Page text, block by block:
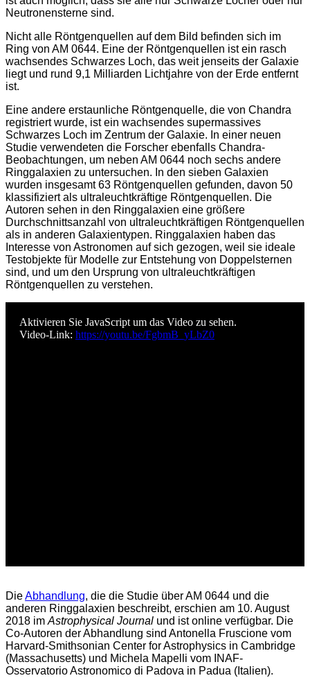
Neutronensterne sind.
Nicht alle Röntgenquellen auf dem Bild befinden sich im
Ring von AM 0644. Eine der Röntgenquellen ist ein rasch
wachsendes Schwarzes Loch, das weit jenseits der Galaxie
liegt und rund 9,1 Milliarden Lichtjahre von der Erde entfernt
ist.
Eine andere erstaunliche Röntgenquelle, die von Chandra
registriert wurde, ist ein wachsendes supermassives
Schwarzes Loch im Zentrum der Galaxie. In einer neuen
Studie verwendeten die Forscher ebenfalls Chandra-
Beobachtungen, um neben AM 0644 noch sechs andere
Ringgalaxien zu untersuchen. In den sieben Galaxien
wurden insgesamt 63 Röntgenquellen gefunden, davon 50
klassifiziert als ultraleuchtkräftige Röntgenquellen. Die
Autoren sehen in den Ringgalaxien eine größere
Durchschnittsanzahl von ultraleuchtkräftigen Röntgenquellen
als in anderen Galaxientypen. Ringgalaxien haben das
Interesse von Astronomen auf sich gezogen, weil sie ideale
Testobjekte für Modelle zur Entstehung von Doppelsternen
sind, und um den Ursprung von ultraleuchtkräftigen
Röntgenquellen zu verstehen.
Aktivieren Sie JavaScript um das Video zu sehen.
Video-Link: https://youtu.be/FgbmB_yLbZ0
DieAbhandlung, die die Studie über AM 0644 und die
anderen Ringgalaxien beschreibt, erschien am 10. August
2018 im Astrophysical Journal und ist online verfügbar. Die
Co-Autoren der Abhandlung sind Antonella Fruscione vom
Harvard-Smithsonian Center for Astrophysics in Cambridge
(Massachusetts) und Michela Mapelli vom INAF-
Osservatorio Astronomico di Padova in Padua (Italien).